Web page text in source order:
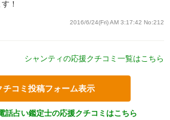
！
2016/6/24(Fri) AM 3:17:42 No:212
シャンティの応援クチコミ一覧はこちら
チコミ投稿フォーム表示
話占い鑑定士の応援クチコミはこちら